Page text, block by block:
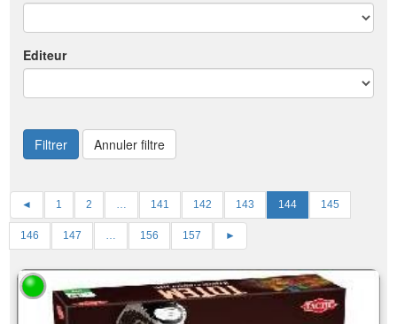
Editeur
Filtrer Annuler filtre
◄ 1 2 … 141 142 143 144 145
146 147 … 156 157 ►